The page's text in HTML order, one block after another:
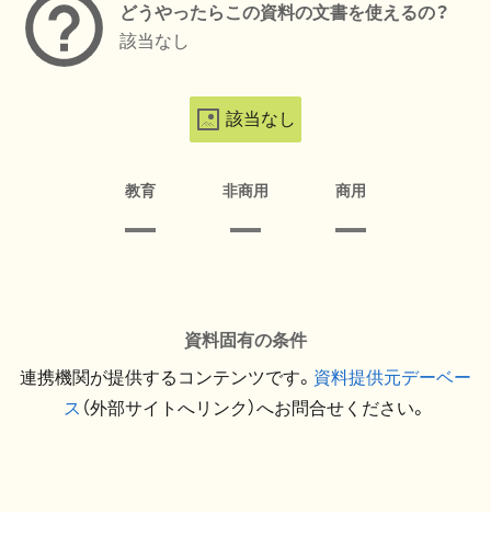
どうやったらこの資料の文書を使えるの？
該当なし
該当なし
教育 非商用 商用
資料固有の条件
連携機関が提供するコンテンツです。 資料提供元デーベー
ス （外部サイトへリンク）へお問合せください。